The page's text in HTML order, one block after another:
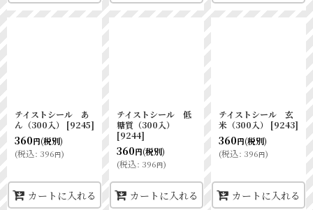
テイストシール あ
ん（300入）
[9245]
360円(税別)
(税込: 396円)
カートに入れる
テイストシール 低
糖質（300入）
[9244]
360円(税別)
(税込: 396円)
カートに入れる
テイストシール 玄
米（300入）
[9243]
360円(税別)
(税込: 396円)
カートに入れる